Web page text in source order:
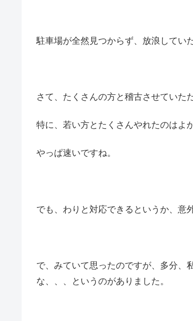
駐車場が全然見つからず、放浪してい
さて、たくさんの方と稽古させていた
特に、若い方とたくさんやれたのはよ
やっぱ速いですね。
でも、わりと対応できるというか、意
で、みていて思ったのですが、多分、
な、、、というのがありました。